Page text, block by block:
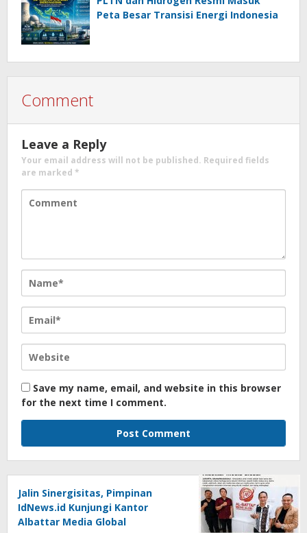
Peta Besar Transisi Energi Indonesia
Comment
Leave a Reply
Your email address will not be published. Required fields
are marked *
Save my name, email, and website in this browser
for the next time I comment.
Jalin Sinergisitas, Pimpinan
IdNews.id Kunjungi Kantor
Albattar Media Global